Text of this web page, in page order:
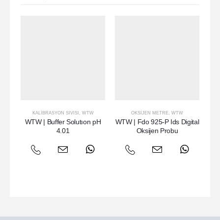
KALIBRASYON SIVISI , WTW
WTW | Buffer Solutıon pH
4.01
OKSIJEN METRE, WTW
WTW | Fdo 925-P Ids Digital
Oksijen Probu